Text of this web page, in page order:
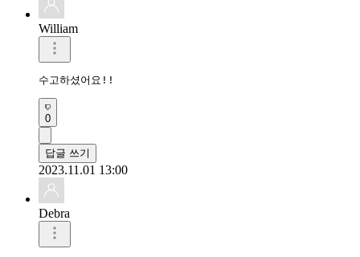
William
수고하셨어요!!
0
답글 쓰기
2023.11.01 13:00
Debra